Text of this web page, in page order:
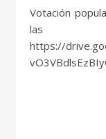
Votación popular En el siguiente enlace podrás ver
las
https://